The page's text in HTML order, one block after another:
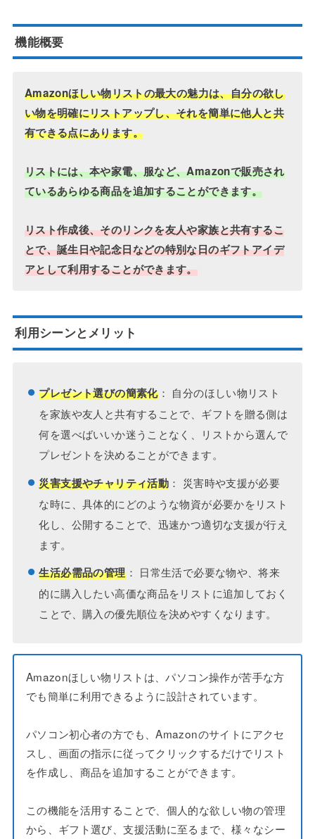
機能概要
Amazonほしい物リストの最大の魅力は、自分の欲し
い物を明確にリストアップし、それを簡単に他人と共
有できる点にあります。
リストには、本や家電、服など、Amazonで販売され
ているあらゆる商品を追加することができます。
リスト作成後、そのリンクを友人や家族と共有するこ
とで、誕生日や記念日などの特別な日のギフトアイデ
アとして利用することができます。
利用シーンとメリット
プレゼント選びの簡素化： 自分のほしい物リスト
を家族や友人と共有することで、ギフトを贈る側は
何を選べばいいか迷うことなく、リストから選んで
プレゼントを決めることができます。
災害支援やチャリティ活動 ： 災害時や支援が必要
な時に、具体的にどのような物資が必要かをリスト
化し、公開することで、迅速かつ適切な支援が行え
ます。
生活必需品の管理： 日常生活で必要な物や、将来
的に購入したい高価な商品をリストに追加しておく
ことで、購入の優先順位を決めやすくなります。
Amazonほしい物リストは、パソコン操作が苦手な方
でも簡単に利用できるように設計されています。
パソコン初心者の方でも、Amazonのサイトにアクセ
スし、画面の指示に従ってクリックするだけでリスト
を作成し、商品を追加することができます。
この機能を活用することで、個人的な欲しい物の管理
から、ギフト選び、支援活動に至るまで、様々なシー